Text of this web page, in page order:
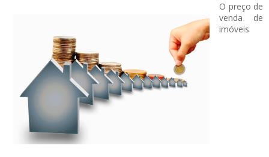
O preço de
venda de
imóveis